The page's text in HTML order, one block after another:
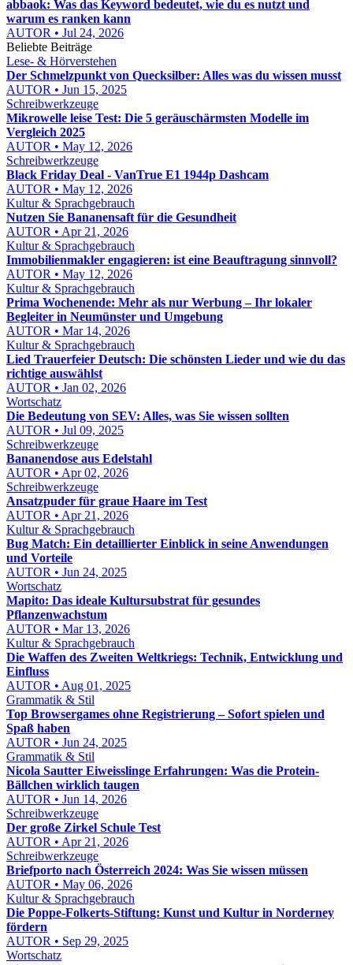
abbaok: Was das Keyword bedeutet, wie du es nutzt und
warum es ranken kann
AUTOR • Jul 24, 2026
Beliebte Beiträge
Lese- & Hörverstehen
Der Schmelzpunkt von Quecksilber: Alles was du wissen musst
AUTOR • Jun 15, 2025
Schreibwerkzeuge
Mikrowelle leise Test: Die 5 geräuschärmsten Modelle im
Vergleich 2025
AUTOR • May 12, 2026
Schreibwerkzeuge
Black Friday Deal - VanTrue E1 1944p Dashcam
AUTOR • May 12, 2026
Kultur & Sprachgebrauch
Nutzen Sie Bananensaft für die Gesundheit
AUTOR • Apr 21, 2026
Kultur & Sprachgebrauch
Immobilienmakler engagieren: ist eine Beauftragung sinnvoll?
AUTOR • May 12, 2026
Kultur & Sprachgebrauch
Prima Wochenende: Mehr als nur Werbung – Ihr lokaler
Begleiter in Neumünster und Umgebung
AUTOR • Mar 14, 2026
Kultur & Sprachgebrauch
Lied Trauerfeier Deutsch: Die schönsten Lieder und wie du das
richtige auswählst
AUTOR • Jan 02, 2026
Wortschatz
Die Bedeutung von SEV: Alles, was Sie wissen sollten
AUTOR • Jul 09, 2025
Schreibwerkzeuge
Bananendose aus Edelstahl
AUTOR • Apr 02, 2026
Schreibwerkzeuge
Ansatzpuder für graue Haare im Test
AUTOR • Apr 21, 2026
Kultur & Sprachgebrauch
Bug Match: Ein detaillierter Einblick in seine Anwendungen
und Vorteile
AUTOR • Jun 24, 2025
Wortschatz
Mapito: Das ideale Kultursubstrat für gesundes
Pflanzenwachstum
AUTOR • Mar 13, 2026
Kultur & Sprachgebrauch
Die Waffen des Zweiten Weltkriegs: Technik, Entwicklung und
Einfluss
AUTOR • Aug 01, 2025
Grammatik & Stil
Top Browsergames ohne Registrierung – Sofort spielen und
Spaß haben
AUTOR • Jun 24, 2025
Grammatik & Stil
Nicola Sautter Eiweisslinge Erfahrungen: Was die Protein-
Bällchen wirklich taugen
AUTOR • Jun 14, 2026
Schreibwerkzeuge
Der große Zirkel Schule Test
AUTOR • Apr 21, 2026
Schreibwerkzeuge
Briefporto nach Österreich 2024: Was Sie wissen müssen
AUTOR • May 06, 2026
Kultur & Sprachgebrauch
Die Poppe-Folkerts-Stiftung: Kunst und Kultur in Norderney
fördern
AUTOR • Sep 29, 2025
Wortschatz